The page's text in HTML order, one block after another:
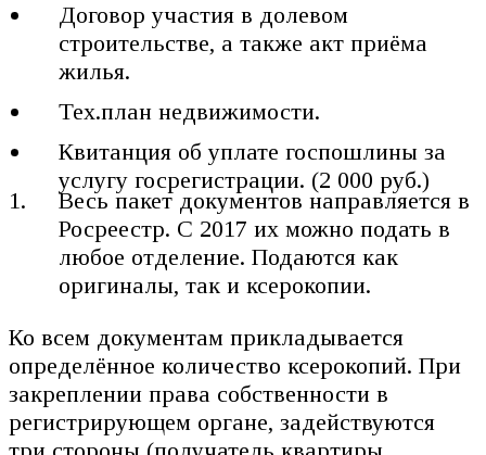
Договор участия в долевом
строительстве, а также акт приёма
жилья.
Тех.план недвижимости.
Квитанция об уплате госпошлины за
услугу госрегистрации. (2 000 руб.)
Весь пакет документов направляется в
Росреестр. С 2017 их можно подать в
любое отделение. Подаются как
оригиналы, так и ксерокопии.
Ко всем документам прикладывается
определённое количество ксерокопий. При
закреплении права собственности в
регистрирующем органе, задействуются